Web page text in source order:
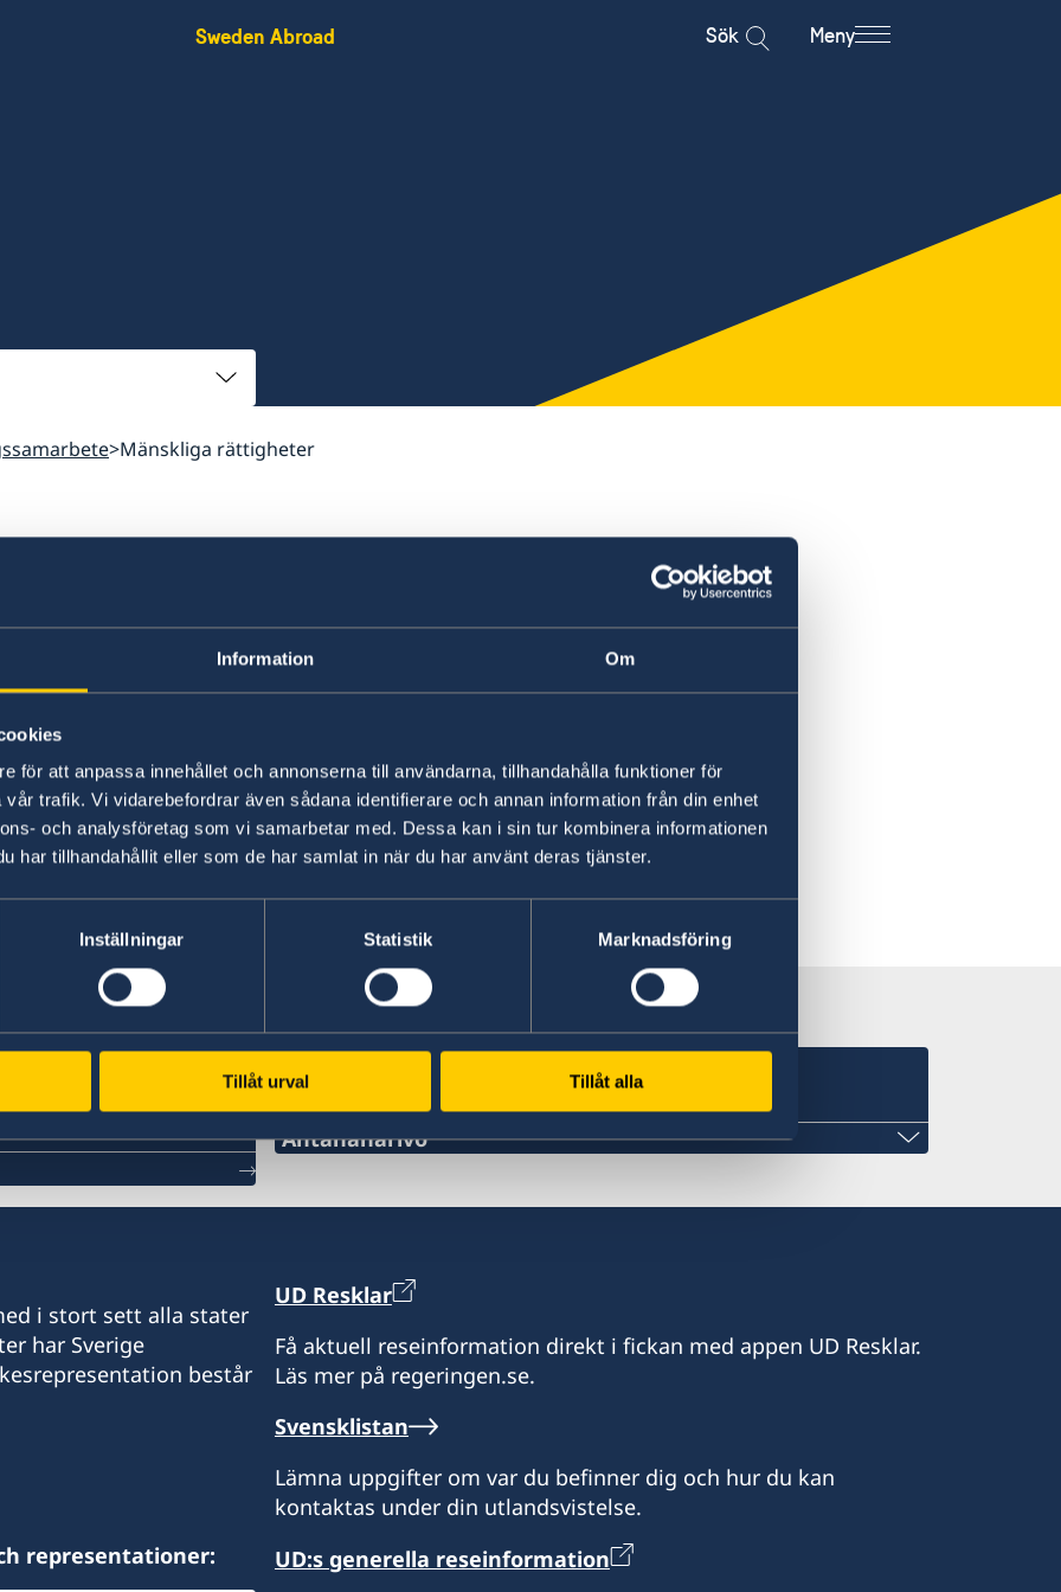
Information Om
för att anpassa innehållet och annonserna till användarna, tillhandahålla funktioner för
trafik. Vi vidarebefordrar även sådana identifierare och annan information från din enhet
och analysföretag som vi samarbetar med. Dessa kan i sin tur kombinera informationen
har tillhandahållit eller som de har samlat in när du har använt deras tjänster.
Inställningar Statistik Marknadsföring
Tillåt urval Tillåt alla
Sweden Abroad Sök Meny
Mänskliga rättigheter
Svenska konsulat
Antananarivo
Villa Hacienda,
Ambohijatovo- Ivandry
Antananarivo 101- Madagascar
Kontakta konsulatet för att boka tid.
Svenska ambassaden i Maputo är sidoackrediterad till
i stort sett alla stater
har Sverige
består
representationer:
UD Resklar
Få aktuell reseinformation direkt i fickan med appen UD Resklar.
Läs mer på regeringen.se.
Svensklistan
Lämna uppgifter om var du befinner dig och hur du kan
kontaktas under din utlandsvistelse.
UD:s generella reseinformation